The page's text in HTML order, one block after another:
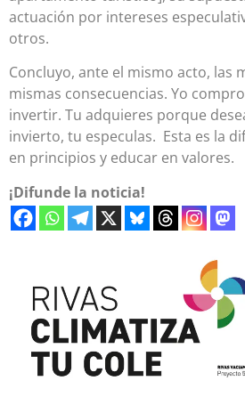
actuación por intereses
otros.
Concluyo, ante el mismo acto, las
mismas consecuencias. Yo
invertir. Tu adquieres porque
invierto, tu especulas. Esta es la
en principios y educar en valores.
¡Difunde la noticia!